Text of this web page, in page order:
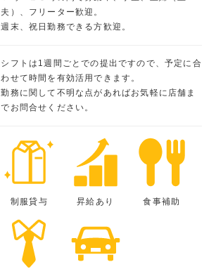
夫）、フリーター歓迎。
週末、祝日勤務できる方歓迎。
シフトは1週間ごとでの提出ですので、予定に合
わせて時間を有効活用できます。
勤務に関して不明な点があればお気軽に店舗ま
でお問合せください。
制服貸与 昇給あり 食事補助